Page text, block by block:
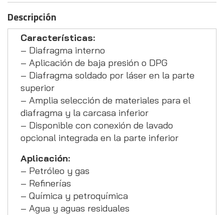
Descripción
Características:
– Diafragma interno
– Aplicación de baja presión o DPG
– Diafragma soldado por láser en la parte
superior
– Amplia selección de materiales para el
diafragma y la carcasa inferior
– Disponible con conexión de lavado
opcional integrada en la parte inferior
Aplicación:
– Petróleo y gas
– Refinerías
– Química y petroquímica
– Agua y aguas residuales